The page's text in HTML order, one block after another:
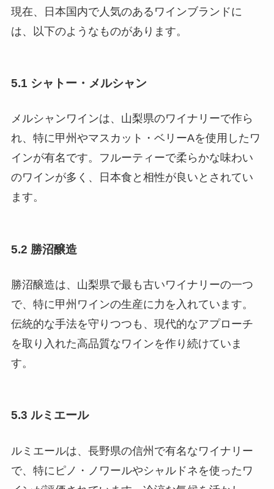
現在、日本国内で人気のあるワインブランドに
は、以下のようなものがあります。
5.1 シャトー・メルシャン
メルシャンワインは、山梨県のワイナリーで作ら
れ、特に甲州やマスカット・ベリーAを使用したワ
インが有名です。フルーティーで柔らかな味わい
のワインが多く、日本食と相性が良いとされてい
ます。
5.2 勝沼醸造
勝沼醸造は、山梨県で最も古いワイナリーの一つ
で、特に甲州ワインの生産に力を入れています。
伝統的な手法を守りつつも、現代的なアプローチ
を取り入れた高品質なワインを作り続けていま
す。
5.3 ルミエール
ルミエールは、長野県の信州で有名なワイナリー
で、特にピノ・ノワールやシャルドネを使ったワ